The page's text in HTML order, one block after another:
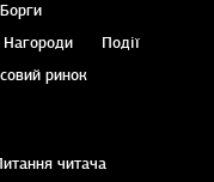
Борги
Нагороди
Події
ринок
читача